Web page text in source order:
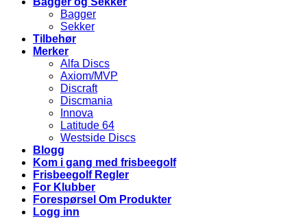
Bagger
Sekker
Tilbehør
Merker
Alfa Discs
Axiom/MVP
Discraft
Discmania
Innova
Latitude 64
Westside Discs
Blogg
Kom i gang med frisbeegolf
Frisbeegolf Regler
For Klubber
Forespørsel Om Produkter
Logg inn